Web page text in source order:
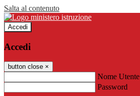
Salta al contenuto
Accedi
Accedi
button close ×
Nome Utente
Password